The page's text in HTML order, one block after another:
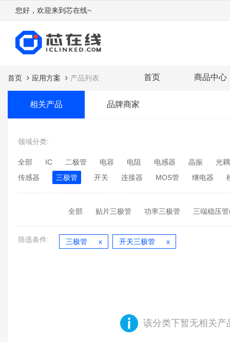
您好，欢迎来到芯在线~
首页 商品中心
首页 应用方案 产品列表
相关产品 品牌商家
领域分类:
全部 IC 二极管 电容 电阻 电感器 晶振
光耦
传感器
三极管 开关 连接器 MOS管 继电器
全部 贴片三极管 功率三极管 三端稳压
筛选条件: 三极管 开关三极管
该分类下暂无相关